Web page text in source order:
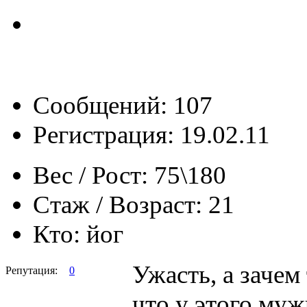
Сообщений: 107
Регистрация: 19.02.11
Вес / Рост: 75\180
Стаж / Возраст: 21
Кто: йог
Репутация: 0
Ужасть, а